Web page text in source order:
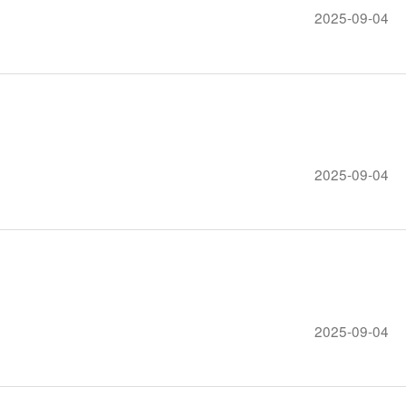
2025-09-04
2025-09-04
2025-09-04